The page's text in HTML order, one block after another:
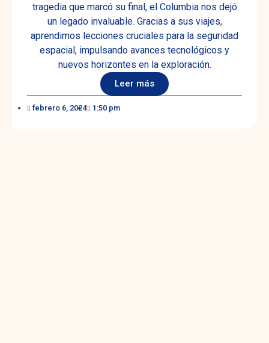
tragedia que marcó su final, el Columbia nos dejó
un legado invaluable. Gracias a sus viajes,
aprendimos lecciones cruciales para la seguridad
espacial, impulsando avances tecnológicos y
nuevos horizontes en la exploración.
Leer más
febrero 6, 2024 1:50 pm